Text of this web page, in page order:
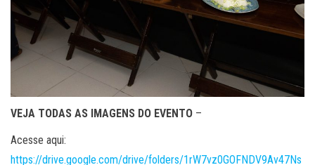
VEJA TODAS AS IMAGENS DO EVENTO –
Acesse aqui:
https://drive.google.com/drive/folders/1rW7vz0GOFNDV9Av47Ns